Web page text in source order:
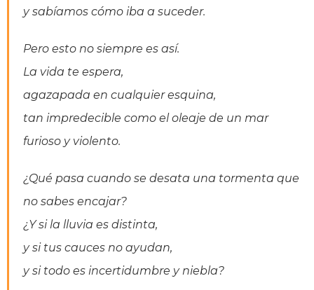
y sabíamos cómo iba a suceder.
Pero esto no siempre es así.
La vida te espera,
agazapada en cualquier esquina,
tan impredecible como el oleaje de un mar
furioso y violento.
¿Qué pasa cuando se desata una tormenta que
no sabes encajar?
¿Y si la lluvia es distinta,
y si tus cauces no ayudan,
y si todo es incertidumbre y niebla?